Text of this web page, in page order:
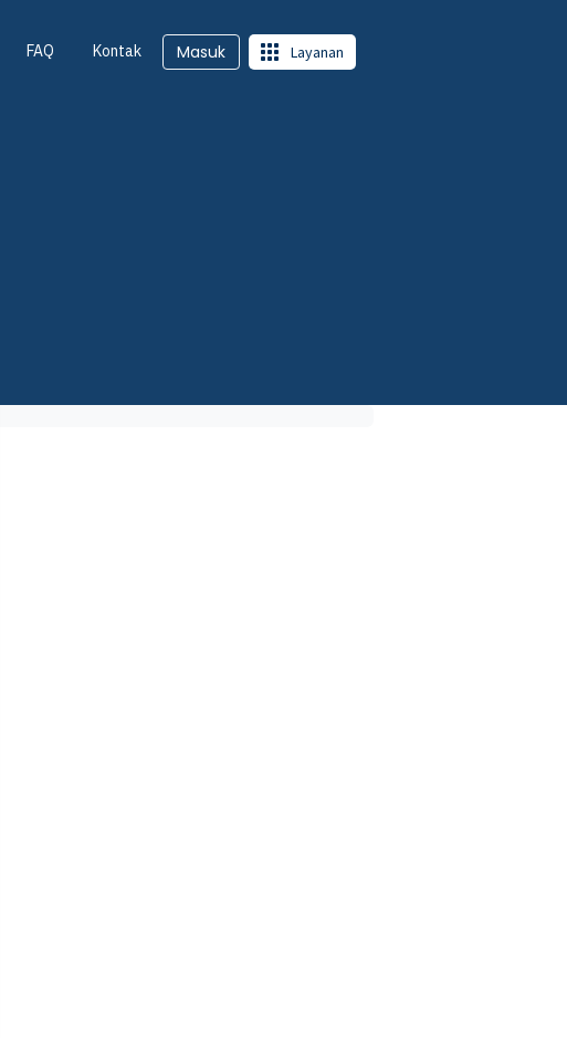
FAQ Kontak Masuk Layanan